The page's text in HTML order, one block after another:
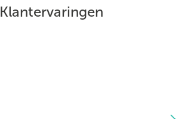
Klantervaringen